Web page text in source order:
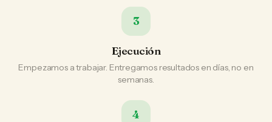
3
Ejecución
Empezamos a trabajar. Entregamos resultados en días, no en
semanas.
4